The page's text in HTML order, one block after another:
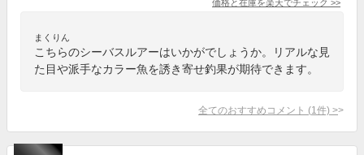
価格と在庫を楽天でチェック >>
まくりん
こちらのシーバスルアーはいかがでしょうか。リアルな見
た目や派手なカラー魚を誘き寄せ釣果が期待できます。
全てのおすすめコメント (1 件) >